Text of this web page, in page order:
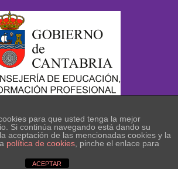
para que usted tenga la mejor
Si continúa navegando está dando su
aceptación de las mencionadas cookies y la
política de cookies , pinche el enlace para
ACEPTAR